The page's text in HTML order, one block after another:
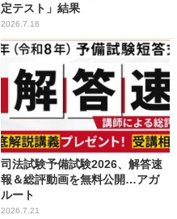
定テスト」結果
2026.7.16
司法試験予備試験2026、解答速
報＆総評動画を無料公開…アガ
ルート
2026.7.21